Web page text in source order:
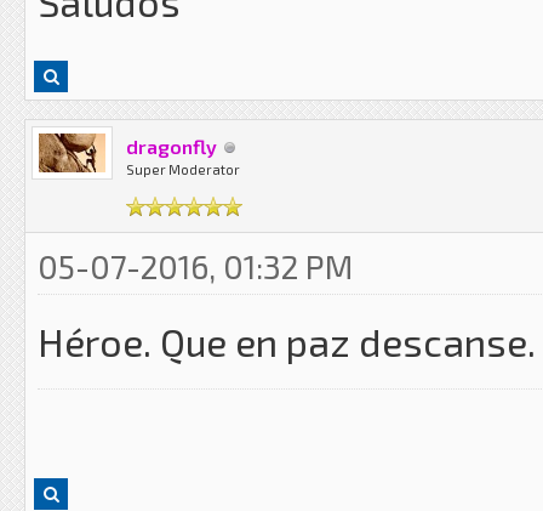
dragonfly
Super Moderator
05-07-2016, 01:32 PM
Héroe. Que en paz descanse.